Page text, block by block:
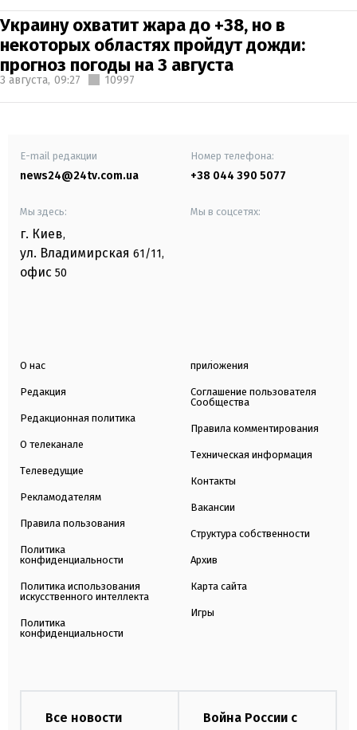
Украину охватит жара до +38, но в
некоторых областях пройдут дожди:
прогноз погоды на 3 августа
3 августа, 09:27 10997
E-mail редакции
news24@24tv.com.ua
Номер телефона:
+38 044 390 5077
Мы здесь:
г. Киев,
ул. Владимирская 61/11,
офис 50
Мы в соцсетях:
О нас
Редакция
Редакционная политика
О телеканале
Телеведущие
Рекламодателям
Правила пользования
Политика
конфиденциальности
Политика использования
искусственного интеллекта
Политика
конфиденциальности
приложения
Соглашение пользователя
Сообщества
Правила комментирования
Техническая информация
Контакты
Вакансии
Структура собственности
Архив
Карта сайта
Игры
Все новости
Война России с